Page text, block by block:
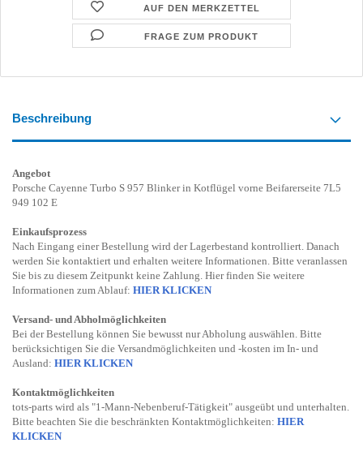
AUF DEN MERKZETTEL
FRAGE ZUM PRODUKT
Beschreibung
Angebot
Porsche Cayenne Turbo S 957 Blinker in Kotflügel vorne Beifarerseite 7L5
949 102 E
Einkaufsprozess
Nach Eingang einer Bestellung wird der Lagerbestand kontrolliert. Danach
werden Sie kontaktiert und erhalten weitere Informationen. Bitte veranlassen
Sie bis zu diesem Zeitpunkt keine Zahlung. Hier finden Sie weitere
Informationen zum Ablauf: HIER KLICKEN
Versand- und Abholmöglichkeiten
Bei der Bestellung können Sie bewusst nur Abholung auswählen. Bitte
berücksichtigen Sie die Versandmöglichkeiten und -kosten im In- und
Ausland: HIER KLICKEN
Kontaktmöglichkeiten
tots-parts wird als "1-Mann-Nebenberuf-Tätigkeit" ausgeübt und unterhalten.
Bitte beachten Sie die beschränkten Kontaktmöglichkeiten: HIER
KLICKEN